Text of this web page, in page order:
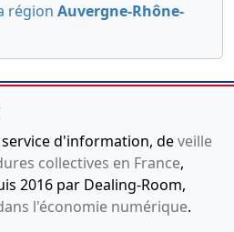
région Auvergne-Rhône-
d'information, deveille
collectives en France,
2016 par Dealing-Room,
l'économie numérique.